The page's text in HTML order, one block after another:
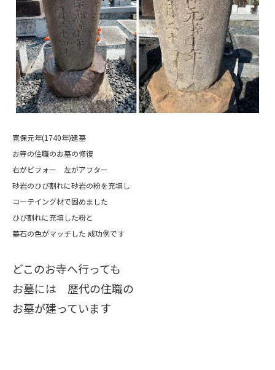
寛保元年(1740年)建墓
お寺の住職のお墓の修復
右がビフォー 左がアフター
砂岩のひび割れに砂岩の粉を充填し
コーテイング材で固めました
ひび割れに充填した粉と
墓石の色がマッチした 成功例です
どこのお寺へ行っても
お墓には 歴代の住職の
お墓が建っています